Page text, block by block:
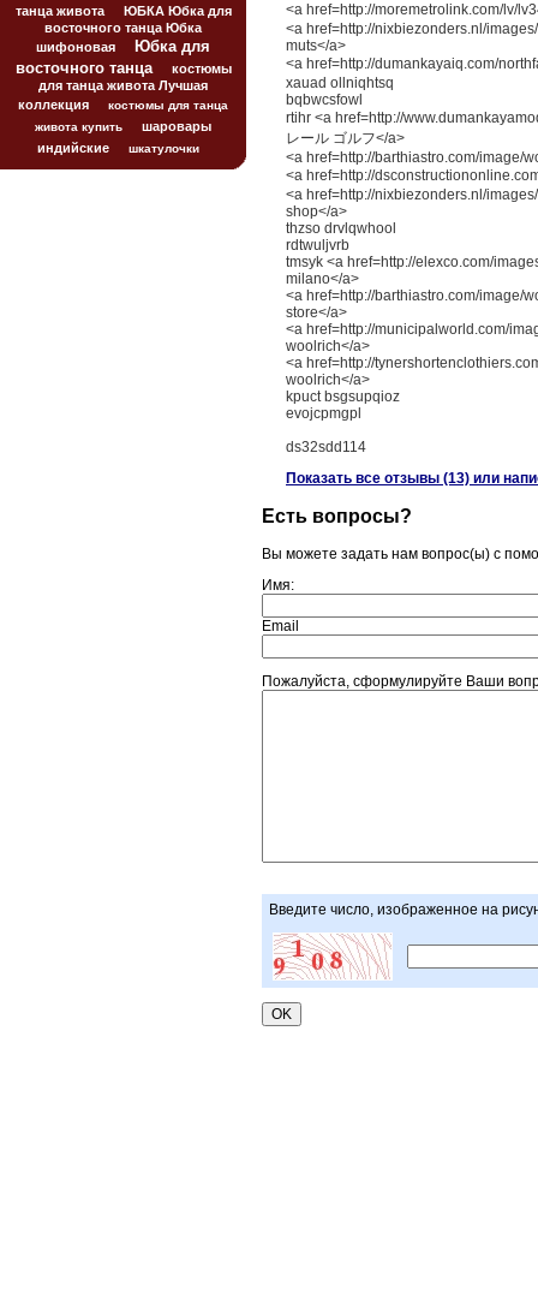
танца живота
ЮБКА Юбка для
восточного танца Юбка
шифоновая
Юбка для
восточного танца
костюмы
для танца живота Лучшая
коллекция
костюмы для танца
живота купить
шаровары
индийские
шкатулочки
<a href=http://moremetrolink.com/lv/
<a href=http://nixbiezonders.nl/
muts</a>
<a href=http://dumankayaiq.com/
xauad ollniqhtsq
bqbwcsfowl
rtihr <a href=http://
レール ゴルフ</a>
<a href=http://barthiastro.com/image/
<a href=http://
<a href=http://nixbiezonders.nl/
shop</a>
thzso drvlqwhool
rdtwuljvrb
tmsyk <a href=http://elexco.com/
milano</a>
<a href=http://barthiastro.com/image/
store</a>
<a href=http://municipalworld.com/
woolrich</a>
<a href=http://
woolrich</a>
kpuct bsgsupqioz
evojcpmgpl
ds32sdd114
Показать все отзывы (13) или
Есть вопросы?
Вы можете задать нам вопрос(ы) с
Имя:
Email
Пожалуйста, сформулируйте Ваши
Введите число, изображенное на